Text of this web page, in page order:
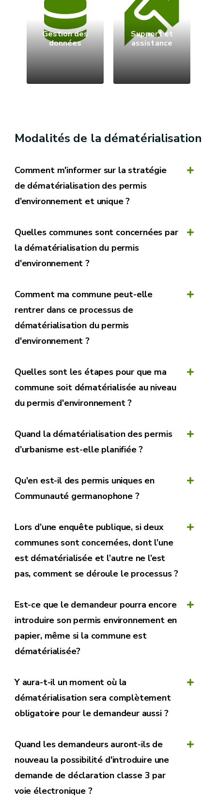
Gestion des
données
Support et
assistance
Modalités de la dématérialisation
Comment m'informer sur la stratégie
de dématérialisation des permis
d’environnement et unique ?
Quelles communes sont concernées par
la dématérialisation du permis
d'environnement ?
Comment ma commune peut-elle
rentrer dans ce processus de
dématérialisation du permis
d'environnement ?
Quelles sont les étapes pour que ma
commune soit dématérialisée au niveau
du permis d'environnement ?
Quand la dématérialisation des permis
d’urbanisme est-elle planifiée ?
Qu'en est-il des permis uniques en
Communauté germanophone ?
Lors d’une enquête publique, si deux
communes sont concernées, dont l’une
est dématérialisée et l’autre ne l’est
pas, comment se déroule le processus ?
Est-ce que le demandeur pourra encore
introduire son permis environnement en
papier, même si la commune est
dématérialisée?
Y aura-t-il un moment où la
dématérialisation sera complètement
obligatoire pour le demandeur aussi ?
Quand les demandeurs auront-ils de
nouveau la possibilité d'introduire une
demande de déclaration classe 3 par
voie électronique ?